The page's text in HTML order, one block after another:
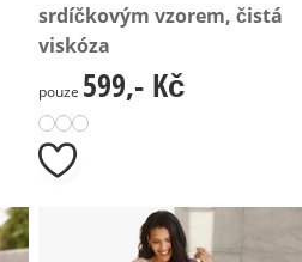
srdíčkovým vzorem, čistá
viskóza
599,- Kč
pouze 599,- Kč